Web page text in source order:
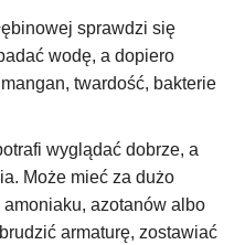
sprawdzi się
wodę, a dopiero
twardość, bakterie
wyglądać dobrze, a
Może mieć za dużo
azotanów albo
armaturę, zostawiać